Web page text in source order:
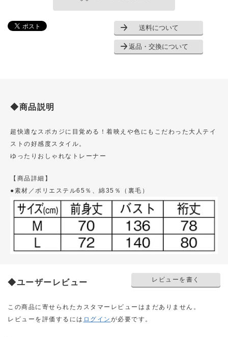
送料について
返品・交換について
◆商品説明
超快適なスポカジに目覚める！着映えや色にもこだわった大人テイ
ストの好感度スタイル。
ゆったりおしゃれなトレーナー
【商品詳細】
●素材／ポリエステル65％、綿35％（裏毛）
◆ユーザーレビュー レビューを書く
この商品に寄せられたカスタマーレビューはまだありません。
レビューを評価するには ログイン が必要です。